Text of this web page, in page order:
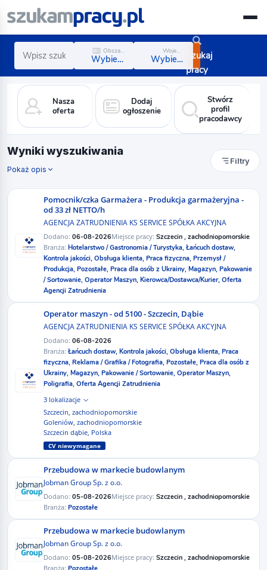
Obszar zawodowy
Wybierz obszar
Województwo
Wybierz region
Szukaj
pracy
Nasza
oferta
Dodaj
ogłoszenie
Stwórz
profil
pracodawcy
Wyniki wyszukiwania
Pokaż opis
Filtry
Pomocnik/czka Garmażera - Produkcja garmażeryjna -
od 33 zł NETTO/h
AGENCJA ZATRUDNIENIA KS SERVICE SPÓŁKA AKCYJNA
Dodano: 06-08-2026Miejsce pracy: Szczecin , zachodniopomorskie
Branża: Hotelarstwo / Gastronomia / Turystyka, Łańcuch dostaw,
Kontrola jakości, Obsługa klienta, Praca fizyczna, Przemysł /
Produkcja, Pozostałe, Praca dla osób z Ukrainy, Magazyn, Pakowanie
/ Sortowanie, Operator Maszyn, Kierowca/Dostawca/Kurier, Oferta
Agencji Zatrudnienia
Operator maszyn - od 5100 - Szczecin, Dąbie
AGENCJA ZATRUDNIENIA KS SERVICE SPÓŁKA AKCYJNA
Dodano: 06-08-2026
Branża: Łańcuch dostaw, Kontrola jakości, Obsługa klienta, Praca
fizyczna, Reklama / Grafika / Fotografia, Pozostałe, Praca dla osób z
Ukrainy, Magazyn, Pakowanie / Sortowanie, Operator Maszyn,
Poligrafia, Oferta Agencji Zatrudnienia
3 lokalizacje
Szczecin, zachodniopomorskie
Goleniów, zachodniopomorskie
Szczecin dąbie, Polska
CV niewymagane
Przebudowa w markecie budowlanym
Jobman Group Sp. z o.o.
Dodano: 05-08-2026Miejsce pracy: Szczecin , zachodniopomorskie
Branża: Pozostałe
Przebudowa w markecie budowlanym
Jobman Group Sp. z o.o.
Dodano: 05-08-2026Miejsce pracy: Szczecin , zachodniopomorskie
Branża: